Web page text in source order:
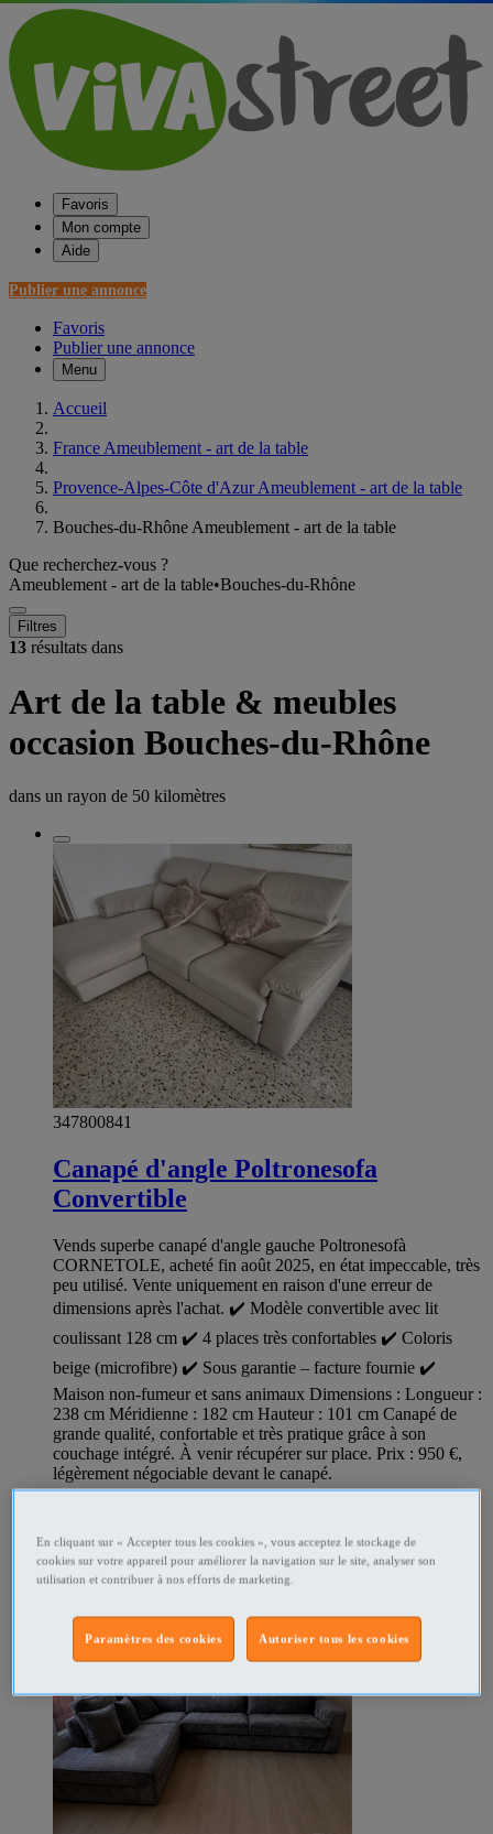
Favoris
Mon compte
Aide
Publier une annonce
Favoris
Publier une annonce
Menu
Accueil
France Ameublement - art de la table
Provence-Alpes-Côte d'Azur Ameublement - art de la table
Bouches-du-Rhône Ameublement - art de la table
Que recherchez-vous ?
Ameublement - art de la table•Bouches-du-Rhône
Filtres
13 résultats dans
Art de la table & meubles
occasion Bouches-du-Rhône
dans un rayon de 50 kilomètres
347800841
Canapé d'angle Poltronesofa
Convertible
Vends superbe canapé d'angle gauche Poltronesofà
CORNETOLE, acheté fin août 2025, en état impeccable, très
peu utilisé. Vente uniquement en raison d'une erreur de
dimensions après l'achat. ✔️ Modèle convertible avec lit
coulissant 128 cm ✔️ 4 places très confortables ✔️ Coloris
beige (microfibre) ✔️ Sous garantie – facture fournie ✔️
Maison non-fumeur et sans animaux Dimensions : Longueur :
238 cm Méridienne : 182 cm Hauteur : 101 cm Canapé de
grande qualité, confortable et très pratique grâce à son
couchage intégré. À venir récupérer sur place. Prix : 950 €,
légèrement négociable devant le canapé.
Prix€950
Particulier
En cliquant sur « Accepter tous les cookies », vous acceptez le stockage de
cookies sur votre appareil pour améliorer la navigation sur le site, analyser son
utilisation et contribuer à nos efforts de marketing.
Autoriser tous les cookies
Paramètres des cookies